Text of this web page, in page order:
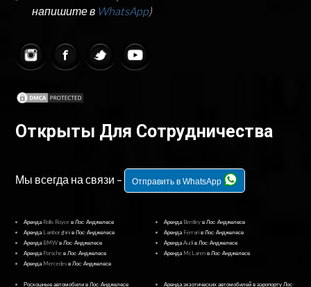
напишите в WhatsApp)
Открыты Для Сотрудничества
Мы всегда на связи – Отправить в WhatsApp
Аренда Rolls-Royce в Лос-Анджелесе
Аренда Bentley в Лос-Анджелесе
Аренда Lamborghini в Лос-Анджелесе
Аренда Ferrari в Лос-Анджелесе
Аренда BMW в Лос-Анджелесе
Аренда Audi в Лос-Анджелесе
Аренда Porsche в Лос-Анджелесе
Аренда McLaren в Лос-Анджелесе
Аренда Mercedes в Лос-Анджелесе
Роскошные автомобили в Лос-Анджелесе
Аренда экзотических автомобилей в аэропорту Лос-